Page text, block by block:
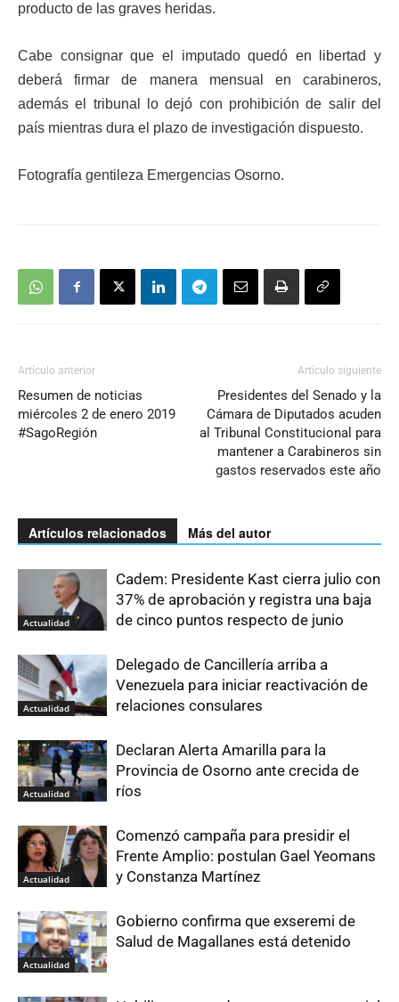
producto de las graves heridas.
Cabe consignar que el imputado quedó en libertad y
deberá firmar de manera mensual en carabineros,
además el tribunal lo dejó con prohibición de salir del
país mientras dura el plazo de investigación dispuesto.
Fotografía gentileza Emergencias Osorno.
Artículo anterior
Resumen de noticias
miércoles 2 de enero 2019
#SagoRegión
Artículo siguiente
Presidentes del Senado y la
Cámara de Diputados acuden
al Tribunal Constitucional para
mantener a Carabineros sin
gastos reservados este año
Artículos relacionados Más del autor
Actualidad
Cadem: Presidente Kast cierra julio con
37% de aprobación y registra una baja
de cinco puntos respecto de junio
Actualidad
Delegado de Cancillería arriba a
Venezuela para iniciar reactivación de
relaciones consulares
Actualidad
Declaran Alerta Amarilla para la
Provincia de Osorno ante crecida de
ríos
Actualidad
Comenzó campaña para presidir el
Frente Amplio: postulan Gael Yeomans
y Constanza Martínez
Actualidad
Gobierno confirma que exseremi de
Salud de Magallanes está detenido